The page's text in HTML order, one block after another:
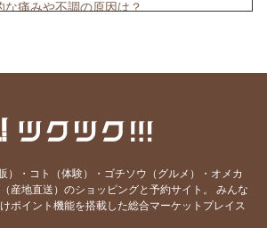
な痛みや不調の原因は？
診療予定
よくある話・・・これ本当？
療予定
）・コト（体験）・ゴチソウ（グルメ）・オメカ
産地直送）のショッピングと予約サイト。
みんな
ポイント機能を搭載した総合マーケットプレイス